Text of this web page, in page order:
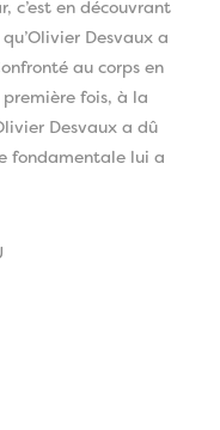
c’est en découvrant
Desvaux a
au corps en
fois, à la
Desvaux a dû
fondamentale lui a